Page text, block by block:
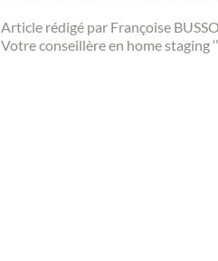
Article rédigé par Françoise
Votre conseillère en home staging